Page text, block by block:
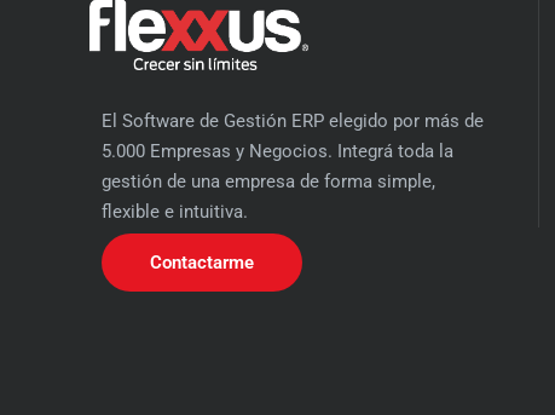
El Software de Gestión ERP elegido por más de
5.000 Empresas y Negocios. Integrá toda la
gestión de una empresa de forma simple,
flexible e intuitiva.
Contactarme